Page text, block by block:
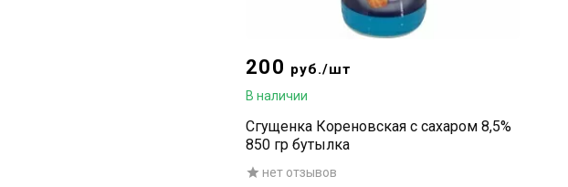
200 руб./шт
В наличии
Сгущенка Кореновская с сахаром 8,5%
850 гр бутылка
нет отзывов